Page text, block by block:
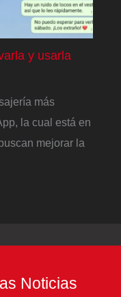
y usarla
más
la cual está en
mejorar la
Noticias